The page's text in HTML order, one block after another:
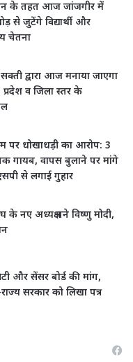
के तहत आज जांजगीर में
से जुटेंगे विद्यार्थी और
चेतना
द्वारा आज मनाया जाएगा
प्रदेश व जिला स्तर के
पर धोखाधड़ी का आरोप: 3
गायब, वापस बुलाने पर मांगे
से लगाई गुहार
के नए अध्यक्ष बने विष्णु मोदी,
और सेंसर बोर्ड की मांग,
सरकार को लिखा पत्र